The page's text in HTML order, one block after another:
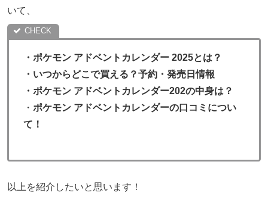
いて、
・ポケモン アドベントカレンダー 2025とは？
・いつからどこで買える？予約・発売日情報
・ポケモン アドベントカレンダー202の中身は？
・ ポケモン アドベントカレンダーの口コミについ
て！
以上を紹介したいと思います！